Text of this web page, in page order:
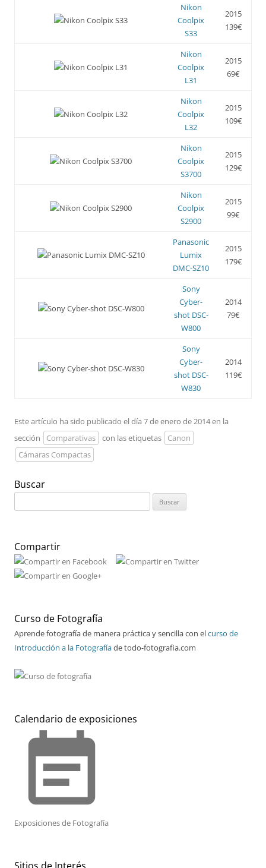
Nikon
Coolpix
S33
2015
139€
Nikon
Coolpix
L31
2015
69€
Nikon
Coolpix
L32
2015
109€
Nikon
Coolpix
S3700
2015
129€
Nikon
Coolpix
S2900
2015
99€
Panasonic
Lumix
DMC-SZ10
2015
179€
Sony
Cyber-
shot DSC-
W800
2014
79€
Sony
Cyber-
shot DSC-
W830
2014
119€
Este artículo ha sido publicado el día 7 de enero de 2014 en la
sección
Comparativas con las etiquetas
Canon
Cámaras Compactas
Buscar
Compartir
Curso de Fotografía
Aprende fotografía de manera práctica y sencilla con elcurso de
Introducción a la Fotografíade todo-fotografia.com
Calendario de exposiciones
event_note
Exposiciones de Fotografía